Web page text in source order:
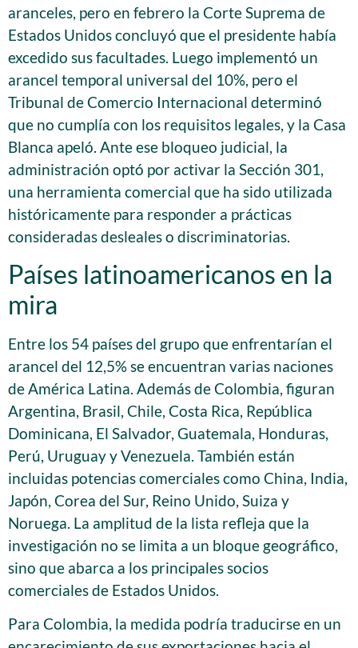
aranceles, pero en febrero la Corte Suprema de
Estados Unidos concluyó que el presidente había
excedido sus facultades. Luego implementó un
arancel temporal universal del 10%, pero el
Tribunal de Comercio Internacional determinó
que no cumplía con los requisitos legales, y la Casa
Blanca apeló. Ante ese bloqueo judicial, la
administración optó por activar la Sección 301,
una herramienta comercial que ha sido utilizada
históricamente para responder a prácticas
consideradas desleales o discriminatorias.
Países latinoamericanos en la
mira
Entre los 54 países del grupo que enfrentarían el
arancel del 12,5% se encuentran varias naciones
de América Latina. Además de Colombia, figuran
Argentina, Brasil, Chile, Costa Rica, República
Dominicana, El Salvador, Guatemala, Honduras,
Perú, Uruguay y Venezuela. También están
incluidas potencias comerciales como China, India,
Japón, Corea del Sur, Reino Unido, Suiza y
Noruega. La amplitud de la lista refleja que la
investigación no se limita a un bloque geográfico,
sino que abarca a los principales socios
comerciales de Estados Unidos.
Para Colombia, la medida podría traducirse en un